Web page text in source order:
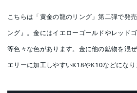
こちらは「黄金の龍のリング」第二弾で発
ング』。金にはイエローゴールドやレッド
等色々な色があります。金に他の鉱物を混
エリーに加工しやすいK18やK10などになり